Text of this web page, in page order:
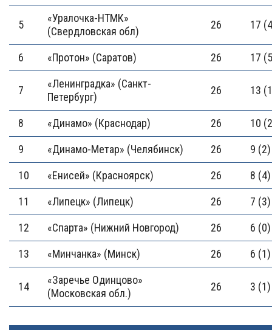
5
«Уралочка-НТМК»
(Свердловская обл)
26 17
6 «Протон» (Саратов) 26 17
7
«Ленинградка» (Санкт-
Петербург)
26 13
8 «Динамо» (Краснодар) 26 10
9 «Динамо-Метар» (Челябинск) 26 9 (2)
10 «Енисей» (Красноярск) 26 8 (4)
11 «Липецк» (Липецк) 26 7 (3)
12 «Спарта» (Нижний Новгород) 26 6 (0)
13 «Минчанка» (Минск) 26 6 (1)
14
«Заречье Одинцово»
(Московская обл.)
26 3 (1)